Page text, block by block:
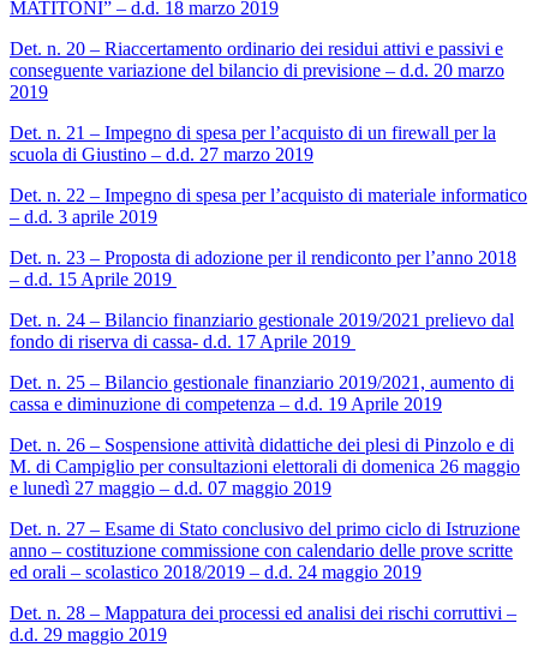
MATITONI” – d.d. 18 marzo 2019
Det. n. 20 – Riaccertamento ordinario dei residui attivi e passivi e
conseguente variazione del bilancio di previsione – d.d. 20 marzo
2019
Det. n. 21 – Impegno di spesa per l’acquisto di un firewall per la
scuola di Giustino – d.d. 27 marzo 2019
Det. n. 22 – Impegno di spesa per l’acquisto di materiale informatico
– d.d. 3 aprile 2019
Det. n. 23 – Proposta di adozione per il rendiconto per l’anno 2018
– d.d. 15 Aprile 2019
Det. n. 24 – Bilancio finanziario gestionale 2019/2021 prelievo dal
fondo di riserva di cassa- d.d. 17 Aprile 2019
Det. n. 25 – Bilancio gestionale finanziario 2019/2021, aumento di
cassa e diminuzione di competenza – d.d. 19 Aprile 2019
Det. n. 26 – Sospensione attività didattiche dei plesi di Pinzolo e di
M. di Campiglio per consultazioni elettorali di domenica 26 maggio
e lunedì 27 maggio – d.d. 07 maggio 2019
Det. n. 27 – Esame di Stato conclusivo del primo ciclo di Istruzione
anno – costituzione commissione con calendario delle prove scritte
ed orali – scolastico 2018/2019 – d.d. 24 maggio 2019
Det. n. 28 – Mappatura dei processi ed analisi dei rischi corruttivi –
d.d. 29 maggio 2019